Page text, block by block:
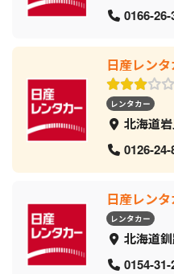
0166-26-
日産レン
レンタカー
北海道
0126-24-
日産レン
レンタカー
北海道
0154-31-